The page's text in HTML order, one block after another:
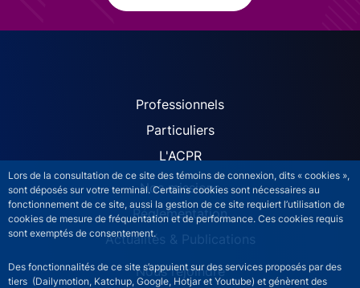
Lors de la consultation de ce site des témoins de connexion, dits « cookies »,
sont déposés sur votre terminal. Certains cookies sont nécessaires au
fonctionnement de ce site, aussi la gestion de ce site requiert l’utilisation de
cookies de mesure de fréquentation et de performance. Ces cookies requis
sont exemptés de consentement.
Des fonctionnalités de ce site s’appuient sur des services proposés par des
tiers (Dailymotion, Katchup, Google, Hotjar et Youtube) et génèrent des
ACPR site navigation
Professionnels
Particuliers
L'ACPR
Nos missions
Réglementation
Actualités & Publications
Nous rejoindre